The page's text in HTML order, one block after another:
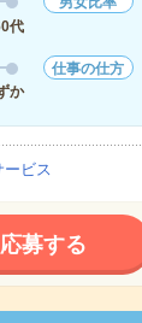
代
か
仕事の仕方
ービス
応募する